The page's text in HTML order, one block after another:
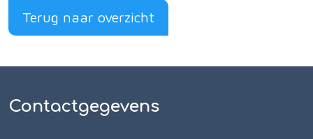
Terug naar overzicht
Contactgegevens